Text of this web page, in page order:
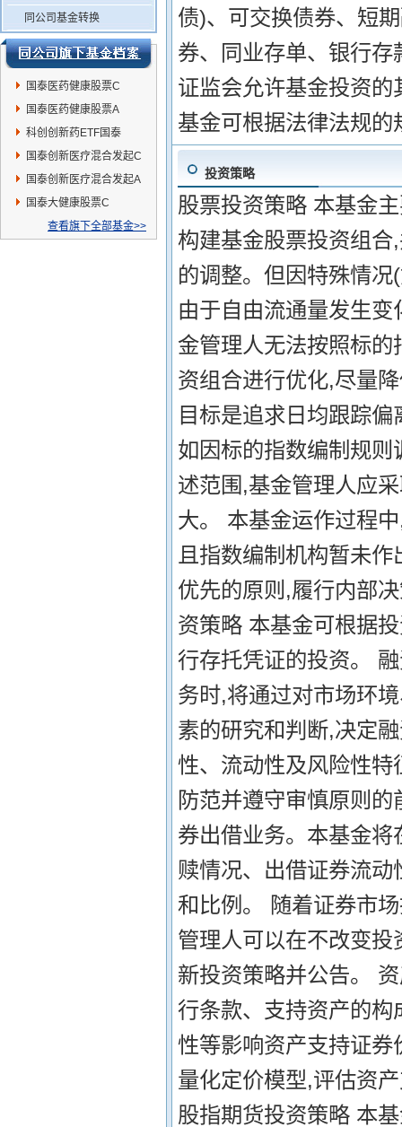
同公司基金转换
国泰医药健康股票C
国泰医药健康股票A
科创创新药ETF国泰
国泰创新医疗混合发起C
国泰创新医疗混合发起A
国泰大健康股票C
查看旗下全部基金>>
债)、可交换债券、短
券、同业存单、银行
证监会允许基金投资
基金可根据法律法规
投资策略
股票投资策略 本基金
构建基金股票投资组
的调整。但因特殊情
由于自由流通量发生
金管理人无法按照标
资组合进行优化,尽量
目标是追求日均跟踪
如因标的指数编制规
述范围,基金管理人应
大。 本基金运作过程
且指数编制机构暂未
优先的原则,履行内部
资策略 本基金可根据
行存托凭证的投资。
务时,将通过对市场环
素的研究和判断,决定
性、流动性及风险性
防范并遵守审慎原则
券出借业务。本基金
赎情况、出借证券流
和比例。 随着证券市
管理人可以在不改变
新投资策略并公告。
行条款、支持资产的
性等影响资产支持证
量化定价模型,评估资
股指期货投资策略 本